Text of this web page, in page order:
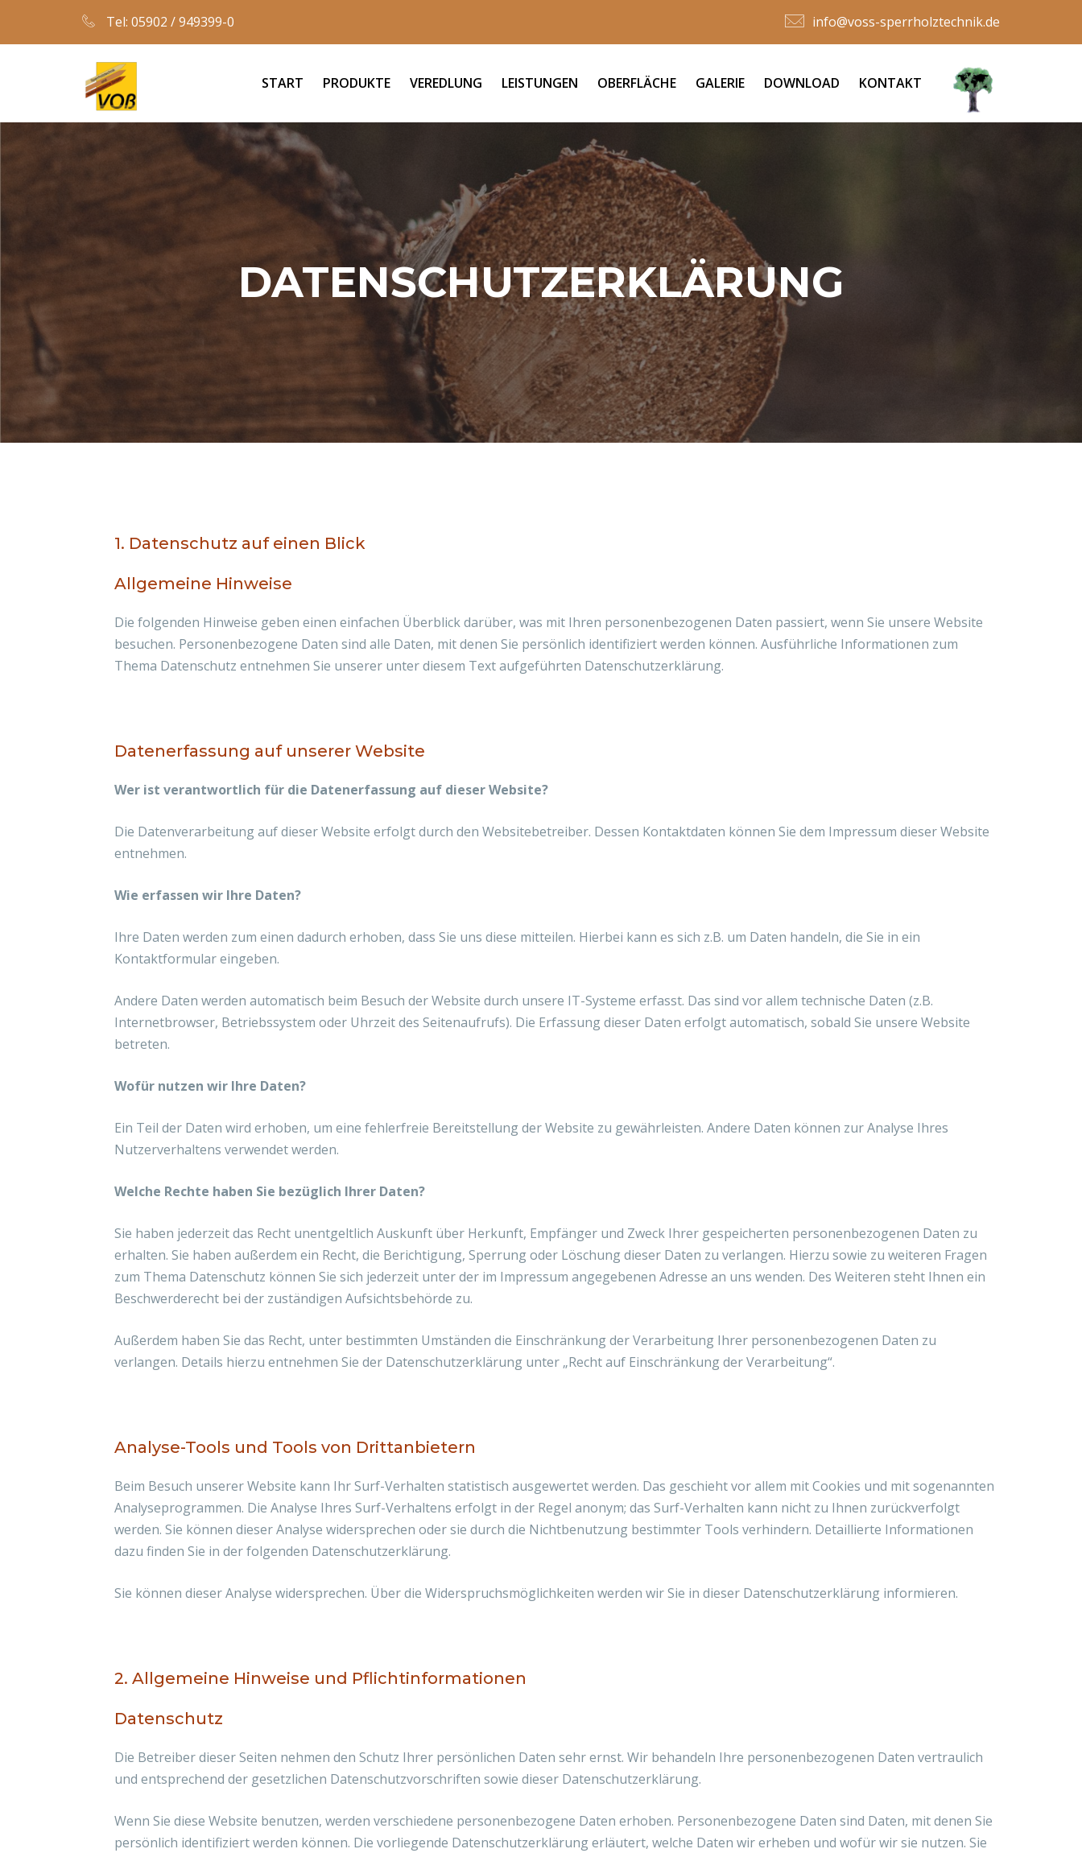
Tel: 05902 / 949399-0 info@voss-sperrholztechnik.de
START PRODUKTE VEREDLUNG LEISTUNGEN OBERFLÄCHE GALERIE DOWNLOAD KONTAKT
DATENSCHUTZERKLÄRUNG
1. Datenschutz auf einen Blick
Allgemeine Hinweise
Die folgenden Hinweise geben einen einfachen Überblick darüber, was mit Ihren personenbezogenen Daten passiert, wenn Sie unsere Website
besuchen. Personenbezogene Daten sind alle Daten, mit denen Sie persönlich identifiziert werden können. Ausführliche Informationen zum
Thema Datenschutz entnehmen Sie unserer unter diesem Text aufgeführten Datenschutzerklärung.
Datenerfassung auf unserer Website
Wer ist verantwortlich für die Datenerfassung auf dieser Website?
Die Datenverarbeitung auf dieser Website erfolgt durch den Websitebetreiber. Dessen Kontaktdaten können Sie dem Impressum dieser Website
entnehmen.
Wie erfassen wir Ihre Daten?
Ihre Daten werden zum einen dadurch erhoben, dass Sie uns diese mitteilen. Hierbei kann es sich z.B. um Daten handeln, die Sie in ein
Kontaktformular eingeben.
Andere Daten werden automatisch beim Besuch der Website durch unsere IT-Systeme erfasst. Das sind vor allem technische Daten (z.B.
Internetbrowser, Betriebssystem oder Uhrzeit des Seitenaufrufs). Die Erfassung dieser Daten erfolgt automatisch, sobald Sie unsere Website
betreten.
Wofür nutzen wir Ihre Daten?
Ein Teil der Daten wird erhoben, um eine fehlerfreie Bereitstellung der Website zu gewährleisten. Andere Daten können zur Analyse Ihres
Nutzerverhaltens verwendet werden.
Welche Rechte haben Sie bezüglich Ihrer Daten?
Sie haben jederzeit das Recht unentgeltlich Auskunft über Herkunft, Empfänger und Zweck Ihrer gespeicherten personenbezogenen Daten zu
erhalten. Sie haben außerdem ein Recht, die Berichtigung, Sperrung oder Löschung dieser Daten zu verlangen. Hierzu sowie zu weiteren Fragen
zum Thema Datenschutz können Sie sich jederzeit unter der im Impressum angegebenen Adresse an uns wenden. Des Weiteren steht Ihnen ein
Beschwerderecht bei der zuständigen Aufsichtsbehörde zu.
Außerdem haben Sie das Recht, unter bestimmten Umständen die Einschränkung der Verarbeitung Ihrer personenbezogenen Daten zu
verlangen. Details hierzu entnehmen Sie der Datenschutzerklärung unter „Recht auf Einschränkung der Verarbeitung“.
Analyse-Tools und Tools von Drittanbietern
Beim Besuch unserer Website kann Ihr Surf-Verhalten statistisch ausgewertet werden. Das geschieht vor allem mit Cookies und mit sogenannten
Analyseprogrammen. Die Analyse Ihres Surf-Verhaltens erfolgt in der Regel anonym; das Surf-Verhalten kann nicht zu Ihnen zurückverfolgt
werden. Sie können dieser Analyse widersprechen oder sie durch die Nichtbenutzung bestimmter Tools verhindern. Detaillierte Informationen
dazu finden Sie in der folgenden Datenschutzerklärung.
Sie können dieser Analyse widersprechen. Über die Widerspruchsmöglichkeiten werden wir Sie in dieser Datenschutzerklärung informieren.
2. Allgemeine Hinweise und Pflichtinformationen
Datenschutz
Die Betreiber dieser Seiten nehmen den Schutz Ihrer persönlichen Daten sehr ernst. Wir behandeln Ihre personenbezogenen Daten vertraulich
und entsprechend der gesetzlichen Datenschutzvorschriften sowie dieser Datenschutzerklärung.
Wenn Sie diese Website benutzen, werden verschiedene personenbezogene Daten erhoben. Personenbezogene Daten sind Daten, mit denen Sie
persönlich identifiziert werden können. Die vorliegende Datenschutzerklärung erläutert, welche Daten wir erheben und wofür wir sie nutzen. Sie